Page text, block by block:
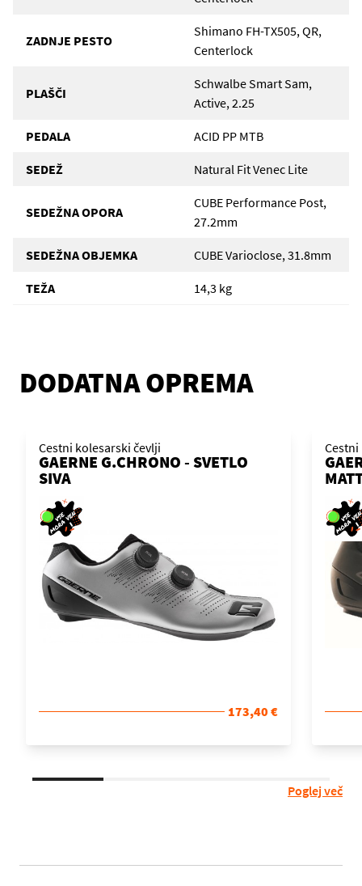
ZADNJE PESTO
Shimano FH-TX505, QR,
Centerlock
PLAŠČI
Schwalbe Smart Sam,
Active, 2.25
PEDALA ACID PP MTB
SEDEŽ Natural Fit Venec Lite
SEDEŽNA OPORA
CUBE Performance Post,
27.2mm
SEDEŽNA OBJEMKA CUBE Varioclose, 31.8mm
TEŽA 14,3 kg
DODATNA OPREMA
Cestni kolesarski čevlji
GAERNE G.CHRONO - SVETLO
SIVA
173,40 €
Poglej več